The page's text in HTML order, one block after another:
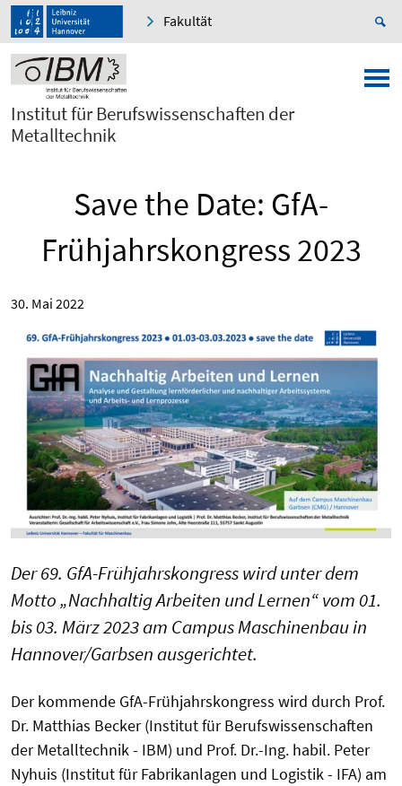
Fakultät
Institut für Berufswissenschaften der
Metalltechnik
Save the Date: GfA-
Frühjahrskongress 2023
30. Mai 2022
Der 69. GfA-Frühjahrskongress wird unter dem
Motto „Nachhaltig Arbeiten und Lernen“ vom 01.
bis 03. März 2023 am Campus Maschinenbau in
Hannover/Garbsen ausgerichtet.
Der kommende GfA-Frühjahrskongress wird durch Prof.
Dr. Matthias Becker (Institut für Berufswissenschaften
der Metalltechnik - IBM) und Prof. Dr.-Ing. habil. Peter
Nyhuis (Institut für Fabrikanlagen und Logistik - IFA) am